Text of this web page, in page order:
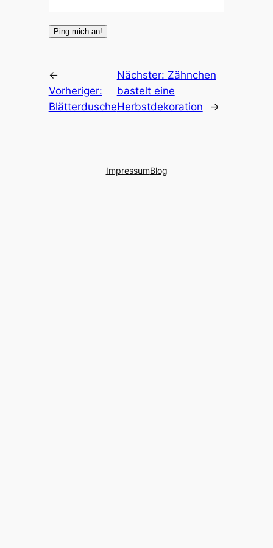
←
Vorheriger:
Blätterdusche
Nächster: Zähnchen
bastelt eine
Herbstdekoration
→
ImpressumBlog